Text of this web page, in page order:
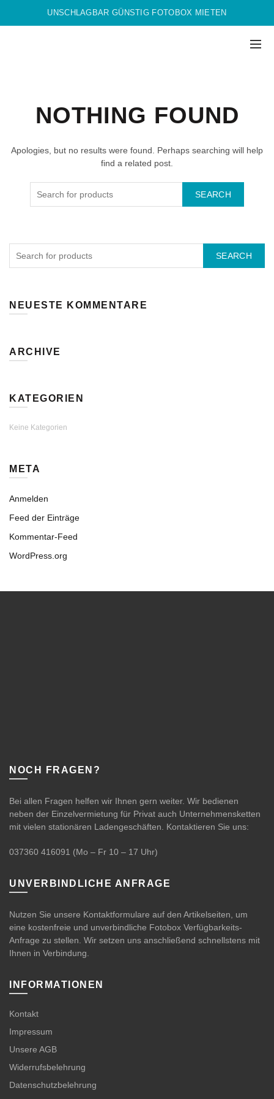
UNSCHLAGBAR GÜNSTIG FOTOBOX MIETEN
NOTHING FOUND
Apologies, but no results were found. Perhaps searching will help
find a related post.
SEARCH
SEARCH
NEUESTE KOMMENTARE
ARCHIVE
KATEGORIEN
Keine Kategorien
META
Anmelden
Feed der Einträge
Kommentar-Feed
WordPress.org
NOCH FRAGEN?
Bei allen Fragen helfen wir Ihnen gern weiter. Wir bedienen
neben der Einzelvermietung für Privat auch Unternehmensketten
mit vielen stationären Ladengeschäften. Kontaktieren Sie uns:
037360 416091 (Mo – Fr 10 – 17 Uhr)
UNVERBINDLICHE ANFRAGE
Nutzen Sie unsere Kontaktformulare auf den Artikelseiten, um
eine kostenfreie und unverbindliche Fotobox Verfügbarkeits-
Anfrage zu stellen. Wir setzen uns anschließend schnellstens mit
Ihnen in Verbindung.
INFORMATIONEN
Kontakt
Impressum
Unsere AGB
Widerrufsbelehrung
Datenschutzbelehrung